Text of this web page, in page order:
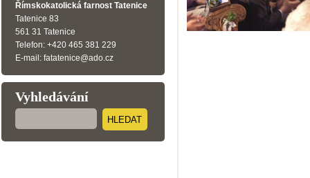
Římskokatolická farnost Tatenice
Tatenice 83
561 31 Tatenice
Telefon: +420 465 381 229
E-mail: fatatenice@ado.cz
Vyhledávání
HLEDAT